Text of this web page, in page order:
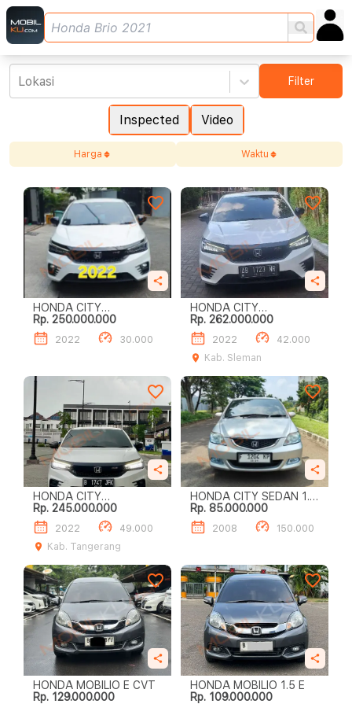
Inspected Video
Lokasi Filter
Harga Waktu
HONDA CITY
HATCHBACK RS
Rp. 250.000.000
2022 30.000
HONDA CITY
HATCHBACK RS
Rp. 262.000.000
2022
42.000
Kab. Sleman
HONDA CITY
HATCHBACK RS
Rp. 245.000.000
2022
49.000
Kab. Tangerang
HONDA CITY SEDAN 1.5
ERp. 85.000.000
2008 150.000
HONDA MOBILIO E CVT
Rp. 129.000.000
HONDA MOBILIO 1.5 E
Rp. 109.000.000